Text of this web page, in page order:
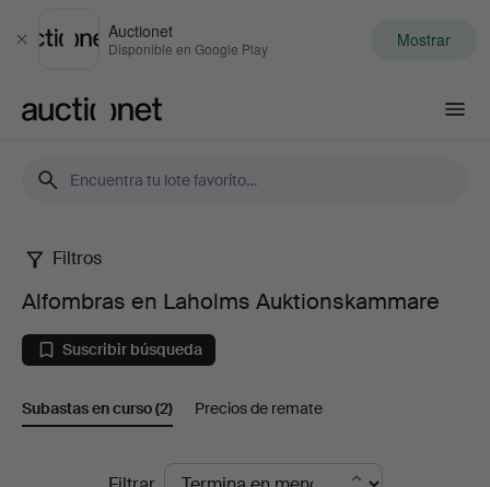
Cerrar
Auctionet
Disponible en Google Play Mostrar
Alfombras
en
Laholms
Auktionskammare
Filtros
Alfombras en Laholms Auktionskammare
Suscribir búsqueda
Subastas en curso(2) Precios de remate
Subastas